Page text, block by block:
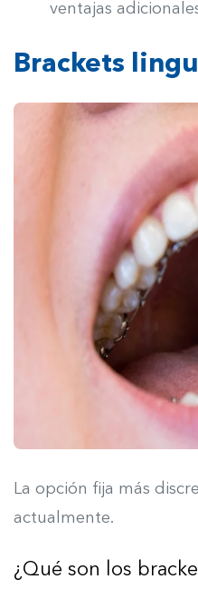
ventajas
Brackets
La opción fija más
actualmente.
¿Qué son los